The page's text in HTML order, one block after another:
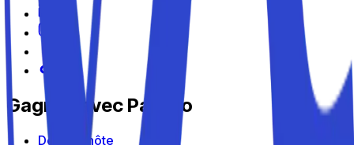
Gagnez avec Parkito
Devenir hôte